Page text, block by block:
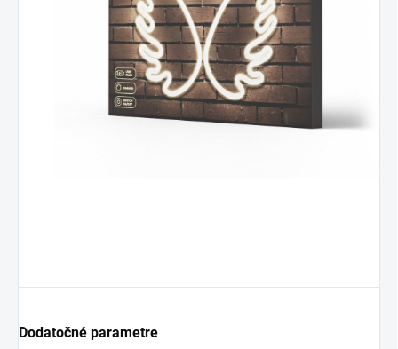
Dodatočné parametre